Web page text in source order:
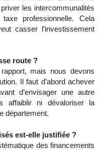
les intercommunalités
professionnelle. Cela
casser l’investissement
route ?
mais nous devons
Il faut d’abord achever
d’envisager une autre
affaiblir ni dévaloriser la
département.
est-elle justifiée ?
des financements